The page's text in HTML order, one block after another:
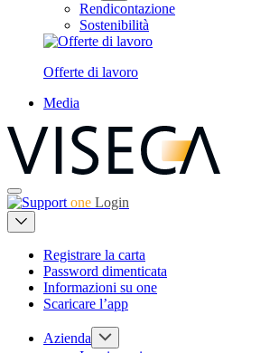
Rendicontazione
Sostenibilità
Offerte di lavoro
Media
one Login
Registrare la carta
Password dimenticata
Informazioni su one
Scaricare l’app
Azienda